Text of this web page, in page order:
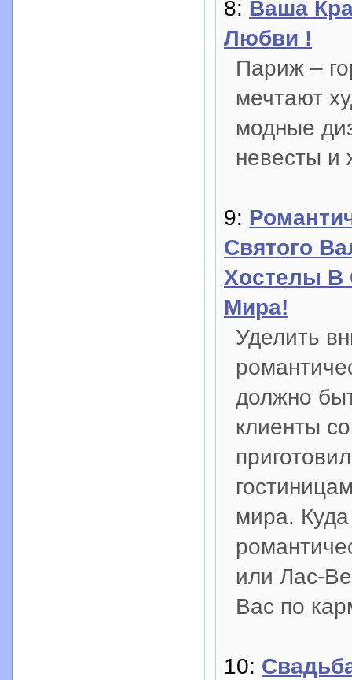
8: Ваша
Любви !
Париж –
мечтают
модные
невесты и
9:
Святого
Хостелы В
Мира!
Уделить
должно
клиенты
мира.
или Лас-
Вас по
10: